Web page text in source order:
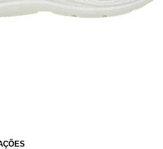
Dibs Modas